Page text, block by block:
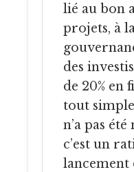
lié au bon
projets, à
des
de 20% en
tout
n’a pas
c’est un
lancement